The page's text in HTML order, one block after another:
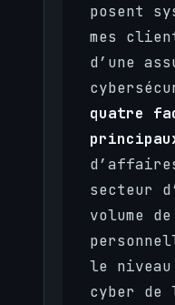
posent
mes
d’une
quatre
secteur
volume
le
cyber de